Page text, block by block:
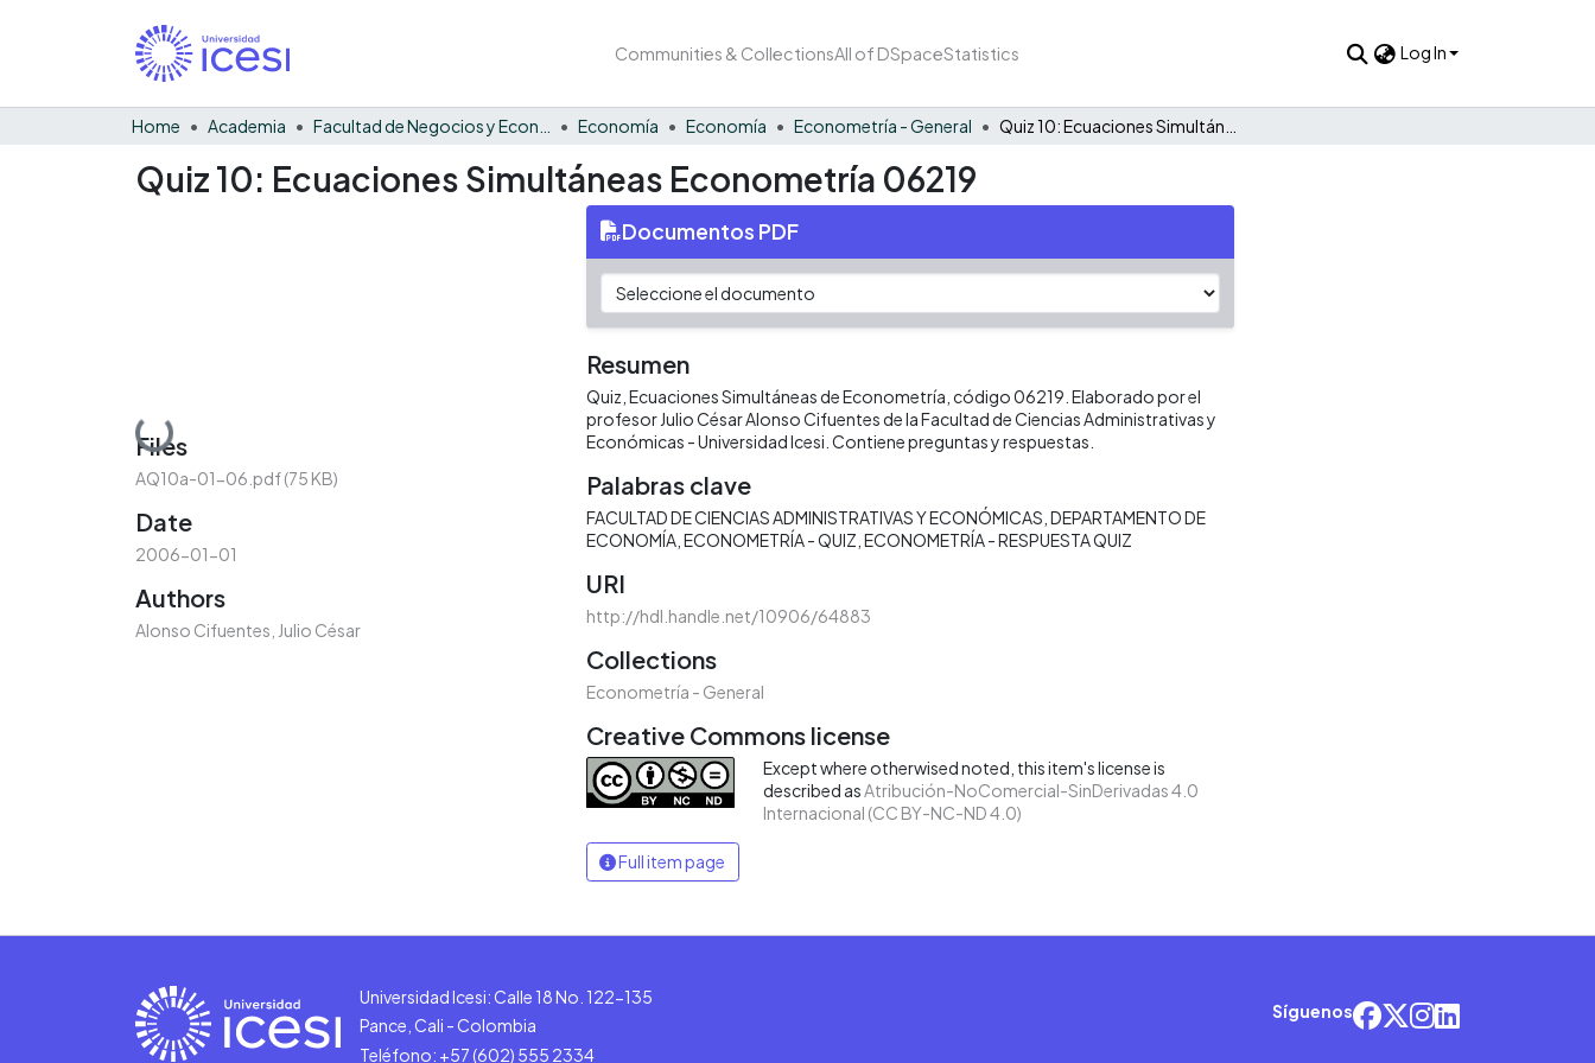
Communities & CollectionsAll of DSpaceStatistics Log In
Home Academia Economía Economía Econometría - General
Quiz 10: Ecuaciones Simultáneas Econometría 06219
Loading...
Files
AQ10a-01-06.pdf(75 KB)
Date
2006-01-01
Authors
Alonso Cifuentes, Julio César
Documentos PDF
Resumen
Quiz, Ecuaciones Simultáneas de Econometría, código 06219. Elaborado por el
profesor Julio César Alonso Cifuentes de la Facultad de Ciencias Administrativas y
Económicas - Universidad Icesi. Contiene preguntas y respuestas.
Palabras clave
FACULTAD DE CIENCIAS ADMINISTRATIVAS Y ECONÓMICAS DEPARTAMENTO DE
ECONOMÍA ECONOMETRÍA - QUIZ ECONOMETRÍA - RESPUESTA QUIZ
URI
http://hdl.handle.net/10906/64883
Collections
Econometría - General
Creative Commons license
Except where otherwised noted, this item's license is
described as Atribución-NoComercial-SinDerivadas 4.0
Internacional (CC BY-NC-ND 4.0)
Full item page
Universidad Icesi: Calle 18 No. 122-135
Pance, Cali - Colombia
Teléfono: +57 (602) 555 2334
Síguenos